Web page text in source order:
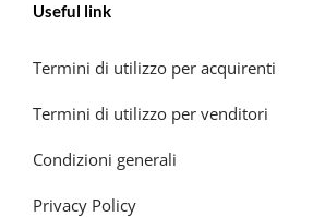
Useful link
Termini di utilizzo per acquirenti
Termini di utilizzo per venditori
Condizioni generali
Privacy Policy